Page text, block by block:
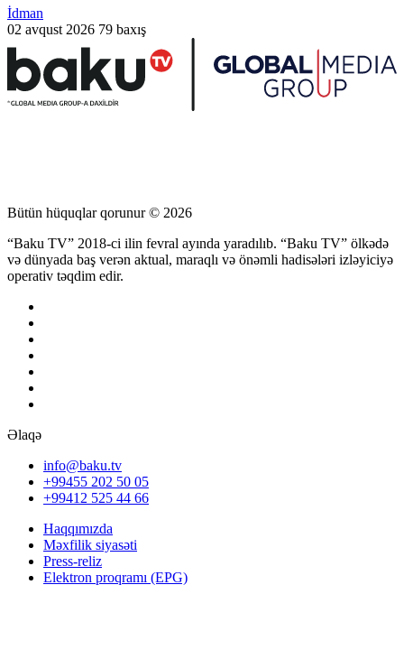
İdman
02 avqust 2026 79 baxış
Bütün hüquqlar qorunur © 2026
“Baku TV” 2018-ci ilin fevral ayında yaradılıb. “Baku TV” ölkədə
və dünyada baş verən aktual, maraqlı və önəmli hadisələri izləyiciyə
operativ təqdim edir.
Əlaqə
info@baku.tv
+99455 202 50 05
+99412 525 44 66
Haqqımızda
Məxfilik siyasəti
Press-reliz
Elektron proqramı (EPG)